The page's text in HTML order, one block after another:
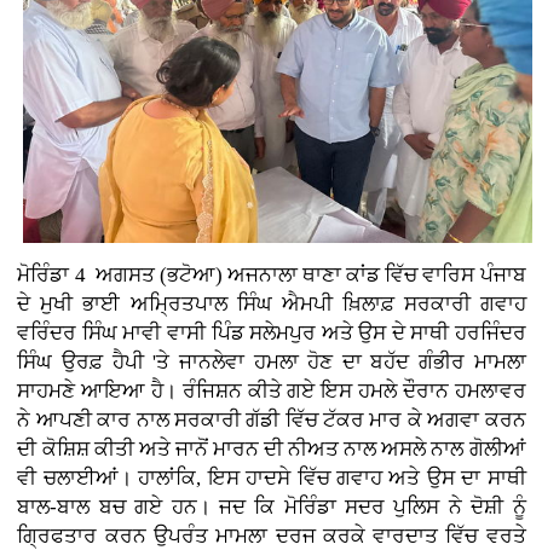
ਮੋਰਿੰਡਾ 4 ਅਗਸਤ (ਭਟੋਆ)ਅਜਨਾਲਾ ਥਾਣਾ ਕਾਂਡ ਵਿੱਚ ਵਾਰਿਸ ਪੰਜਾਬ
ਦੇ ਮੁਖੀ ਭਾਈ ਅਮ੍ਰਿਤਪਾਲ ਸਿੰਘ ਐਮਪੀ ਖ਼ਿਲਾਫ਼ ਸਰਕਾਰੀ ਗਵਾਹ
ਵਰਿੰਦਰ ਸਿੰਘ ਮਾਵੀ ਵਾਸੀ ਪਿੰਡ ਸਲੇਮਪੁਰ ਅਤੇ ਉਸ ਦੇ ਸਾਥੀ ਹਰਜਿੰਦਰ
ਸਿੰਘ ਉਰਫ਼ ਹੈਪੀ 'ਤੇ ਜਾਨਲੇਵਾ ਹਮਲਾ ਹੋਣ ਦਾ ਬਹੱਦ ਗੰਭੀਰ ਮਾਮਲਾ
ਸਾਹਮਣੇ ਆਇਆ ਹੈ। ਰੰਜਿਸ਼ਨ ਕੀਤੇ ਗਏ ਇਸ ਹਮਲੇ ਦੌਰਾਨ ਹਮਲਾਵਰ
ਨੇ ਆਪਣੀ ਕਾਰ ਨਾਲ ਸਰਕਾਰੀ ਗੱਡੀ ਵਿੱਚ ਟੱਕਰ ਮਾਰ ਕੇ ਅਗਵਾ ਕਰਨ
ਦੀ ਕੋਸ਼ਿਸ਼ ਕੀਤੀ ਅਤੇ ਜਾਨੋਂ ਮਾਰਨ ਦੀ ਨੀਅਤ ਨਾਲ ਅਸਲੇ ਨਾਲ ਗੋਲੀਆਂ
ਵੀ ਚਲਾਈਆਂ। ਹਾਲਾਂਕਿ, ਇਸ ਹਾਦਸੇ ਵਿੱਚ ਗਵਾਹ ਅਤੇ ਉਸ ਦਾ ਸਾਥੀ
ਬਾਲ-ਬਾਲ ਬਚ ਗਏ ਹਨ। ਜਦ ਕਿ ਮੋਰਿੰਡਾ ਸਦਰ ਪੁਲਿਸ ਨੇ ਦੋਸ਼ੀ ਨੂੰ
ਗ੍ਰਿਫਤਾਰ ਕਰਨ ਉਪਰੰਤ ਮਾਮਲਾ ਦਰਜ ਕਰਕੇ ਵਾਰਦਾਤ ਵਿੱਚ ਵਰਤੇ